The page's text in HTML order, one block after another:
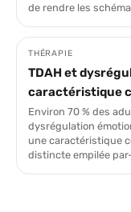
de rendre les
THÉRAPIE
TDAH et
caractéristique
Environ 70 % des
dysrégulation
une caractéristique
distincte empilée